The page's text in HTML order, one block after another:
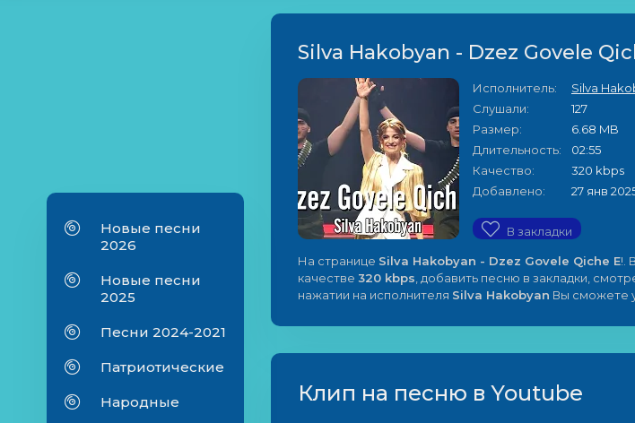
Новые песни
2026
Новые песни
2025
Песни 2024-2021
Патриотические
Народные
Silva Hakobyan - Dzez Govele
Исполнитель:
Silva
Слушали:
127
Размер:
6.68 MB
Длительность:
02:55
Качество:
320 kbps
Добавлено:
27 янв
В закладки
На странице Silva Hakobyan - Dzez Govele Qiche E!.
качестве 320 kbps , добавить песню в закладки,
нажатии на исполнителя Silva Hakobyan Вы сможете
Клип на песню в Youtube